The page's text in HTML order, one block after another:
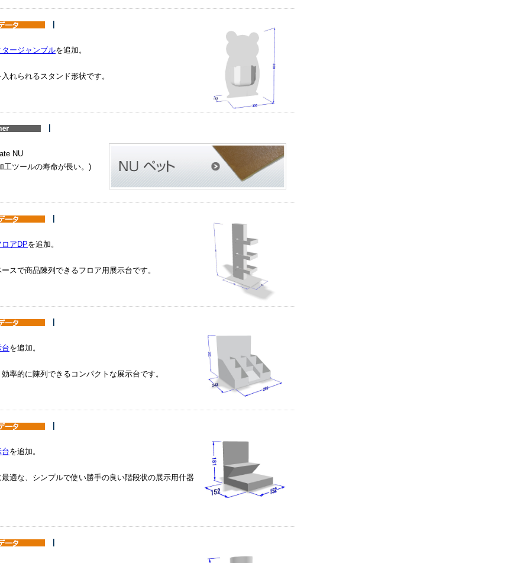
ージャンブルを追加。
れられるスタンド形状です。
NU
工ツールの寿命が長い。)
アDPを追加。
スで商品陳列できるフロア用展示台です。
を追加。
率的に陳列できるコンパクトな展示台です。
を追加。
適な、シンプルで使い勝手の良い階段状の展示用什器